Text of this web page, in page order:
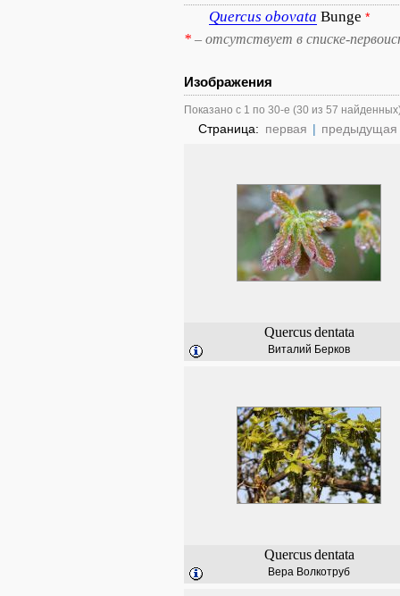
Quercus obovata Bunge *
* – отсутствует в списке-
Изображения
Показано с 1 по 30-е (30 из 57
Страница: первая | предыдущая
Quercus dentata
Виталий Берков
Quercus dentata
Вера Волкотруб